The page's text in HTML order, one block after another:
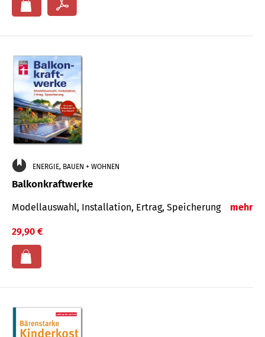
ENERGIE, BAUEN + WOHNEN
Balkonkraftwerke
Modellauswahl, Installation, Ertrag, Speicherung mehr
29,90 €